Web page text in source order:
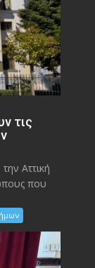
τις
Αττική
που